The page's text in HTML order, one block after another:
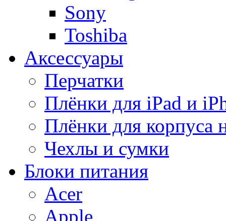
Sony
Toshiba
Аксессуары
Перчатки
Плёнки для iPad и
Плёнки для корпуса
Чехлы и сумки
Блоки питания
Acer
Apple